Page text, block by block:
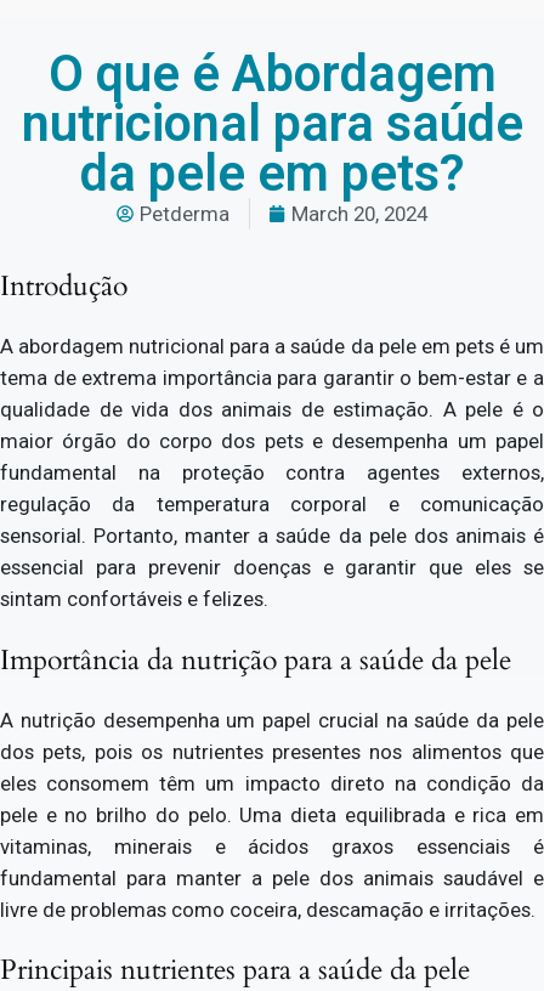
O que é Abordagem
nutricional para saúde
da pele em pets?
Petderma March 20, 2024
Introdução
A abordagem nutricional para a saúde da pele em pets é um
tema de extrema importância para garantir o bem-estar e a
qualidade de vida dos animais de estimação. A pele é o
maior órgão do corpo dos pets e desempenha um papel
fundamental na proteção contra agentes externos,
regulação da temperatura corporal e comunicação
sensorial. Portanto, manter a saúde da pele dos animais é
essencial para prevenir doenças e garantir que eles se
sintam confortáveis e felizes.
Importância da nutrição para a saúde da pele
A nutrição desempenha um papel crucial na saúde da pele
dos pets, pois os nutrientes presentes nos alimentos que
eles consomem têm um impacto direto na condição da
pele e no brilho do pelo. Uma dieta equilibrada e rica em
vitaminas, minerais e ácidos graxos essenciais é
fundamental para manter a pele dos animais saudável e
livre de problemas como coceira, descamação e irritações.
Principais nutrientes para a saúde da pele